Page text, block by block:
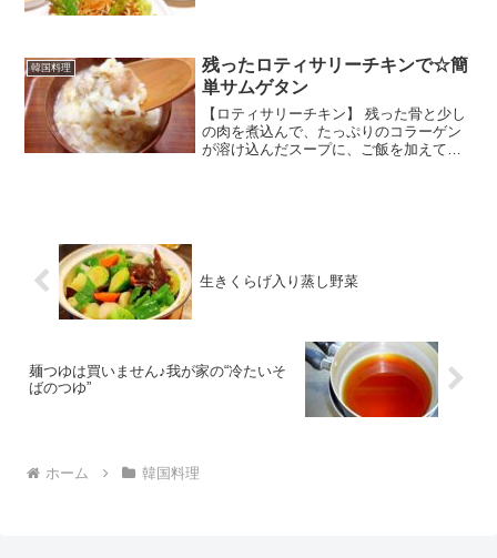
韓国料理
残ったロティサリーチキンで☆簡
単サムゲタン
【ロティサリーチキン】 残った骨と少し
の肉を煮込んで、たっぷりのコラーゲン
が溶け込んだスープに、ご飯を加えて簡
生きくらげ入り蒸し野菜
麺つゆは買いません♪我が家の“冷たいそ
ばのつゆ”
ホーム 韓国料理